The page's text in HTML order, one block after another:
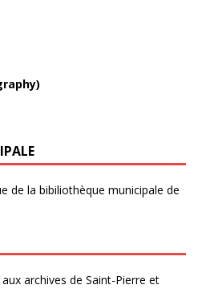
de la bibiliothèque municipale de
archives de Saint-Pierre et